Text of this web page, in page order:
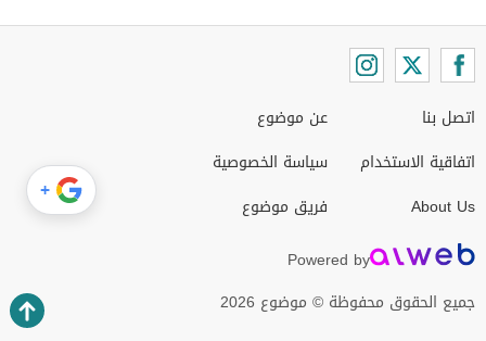
اتصل بنا
اتفاقية الاستخدام
About Us
عن موضوع
سياسة الخصوصية
فريق موضوع
Powered by
جميع الحقوق محفوظة © موضوع 2026
+